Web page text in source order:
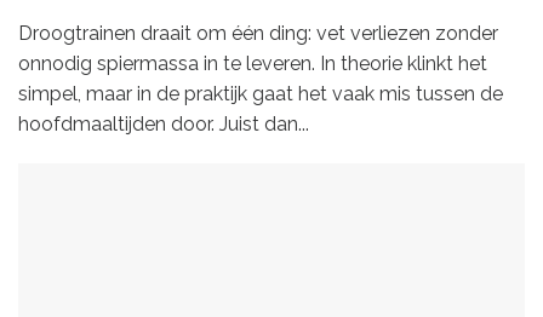
Droogtrainen draait om één ding: vet verliezen zonder
onnodig spiermassa in te leveren. In theorie klinkt het
simpel, maar in de praktijk gaat het vaak mis tussen de
hoofdmaaltijden door. Juist dan...